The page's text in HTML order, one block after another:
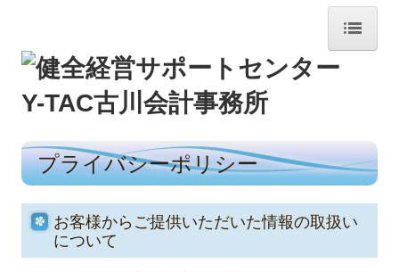
HOME
事務所のご案内
巡回監査
財務会計
税務申告
プライバシーポリシー
お客様からご提供いただいた情報の取扱い
について